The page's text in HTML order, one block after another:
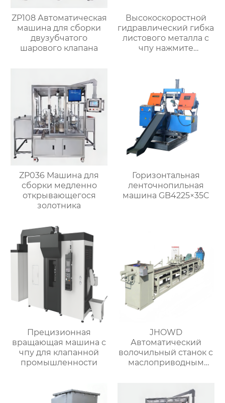
ZP108 Автоматическая
машина для сборки
двузубчатого
шарового клапана
Высокоскоростной
гидравлический гибка
листового металла с
чпу нажмите
ZP036 Машина для
сборки медленно
открывающегося
золотника
Горизонтальная
ленточнопильная
машина GB4225×35C
Прецизионная
вращающая машина с
чпу для клапанной
промышленности
JHOWD
Автоматический
волочильный станок с
маслоприводным